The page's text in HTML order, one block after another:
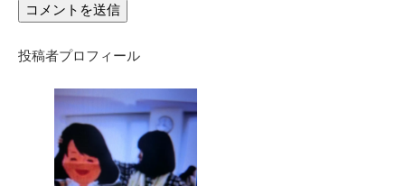
投稿者プロフィール